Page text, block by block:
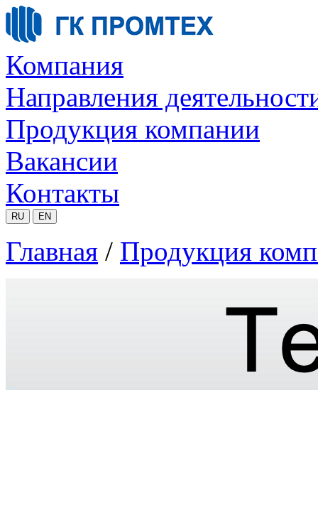
Компания
Направления
Продукция компании
Вакансии
Контакты
RU EN
Главная / Продукция